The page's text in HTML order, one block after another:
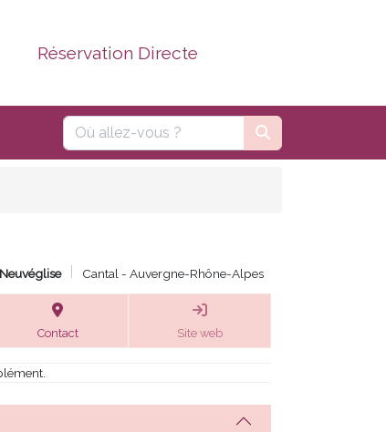
Réservation Directe
Neuvéglise Cantal - Auvergne-Rhône-Alpes
Contact Site web